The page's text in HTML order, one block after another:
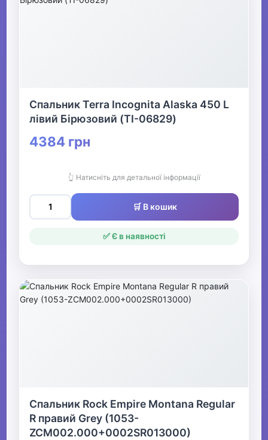
Спальник Terra Incognita Alaska 450 L
лівий Бірюзовий (TI-06829)
4384 грн
👆 Натисніть для детальної інформації
🛒 В кошик
✅ Є в наявності
Спальник Rock Empire Montana Regular
R правий Grey (1053-
ZCM002.000+0002SR013000)